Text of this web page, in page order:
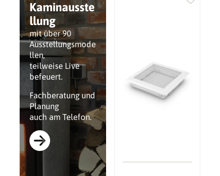
Kaminausste
llung
mit über 90
Ausstellungsmode
llen,
teilweise Live
befeuert.
Fachberatung und
Planung
auch am Telefon.